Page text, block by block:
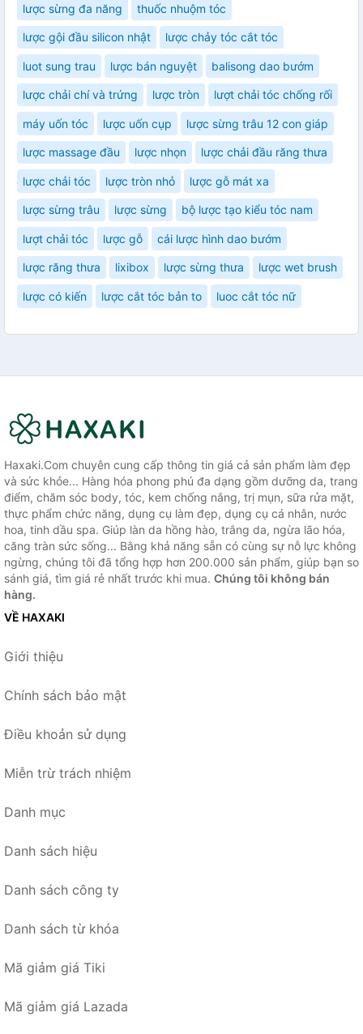
lược sừng đa năng thuốc nhuộm tóc
lược gội đầu silicon nhật lược chảy tóc cắt tóc
luot sung trau lược bán nguyệt balisong dao bướm
lược chải chí và trứng lược tròn lượt chải tóc chống rối
máy uốn tóc lược uốn cụp lược sừng trâu 12 con giáp
lược massage đầu lược nhọn lược chải đầu răng thưa
lược chải tóc lược tròn nhỏ lược gỗ mát xa
lược sừng trâu lược sừng bộ lược tạo kiểu tóc nam
lượt chải tóc lược gỗ cái lược hình dao bướm
lược răng thưa lixibox lược sừng thưa lược wet brush
lược có kiến lược cắt tóc bản to luoc cắt tóc nữ
Haxaki.Com chuyên cung cấp thông tin giá cả sản phẩm làm đẹp
và sức khỏe... Hàng hóa phong phú đa dạng gồm dưỡng da, trang
điểm, chăm sóc body, tóc, kem chống nắng, trị mụn, sữa rửa mặt,
thực phẩm chức năng, dụng cụ làm đẹp, dụng cụ cá nhân, nước
hoa, tinh dầu spa. Giúp làn da hồng hào, trắng da, ngừa lão hóa,
căng tràn sức sống... Bằng khả năng sẵn có cùng sự nỗ lực không
ngừng, chúng tôi đã tổng hợp hơn 200.000 sản phẩm, giúp bạn so
sánh giá, tìm giá rẻ nhất trước khi mua. Chúng tôi không bán
hàng.
VỀ HAXAKI
Giới thiệu
Chính sách bảo mật
Điều khoản sử dụng
Miễn trừ trách nhiệm
Danh mục
Danh sách hiệu
Danh sách công ty
Danh sách từ khóa
Mã giảm giá Tiki
Mã giảm giá Lazada